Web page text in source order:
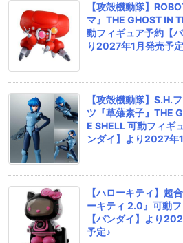
【攻殻機動隊】
マ』THE GHOST IN
動フィギュア予約【
り2027年1月発売予
【攻殻機動隊】S.H.
ツ『草薙素子』THE
E SHELL 可動フィギ
ンダイ】より2027年
【ハローキティ】超
ーキティ 2.0』可動
【バンダイ】より
予定♪